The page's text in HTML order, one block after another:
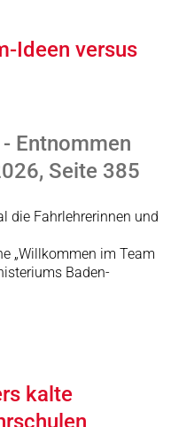
Ideen versus
Entnommen
Seite 385
die Fahrlehrerinnen und
„Willkommen im Team
Baden-
kalte